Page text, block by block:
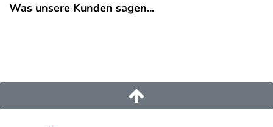
Was unsere Kunden sagen...